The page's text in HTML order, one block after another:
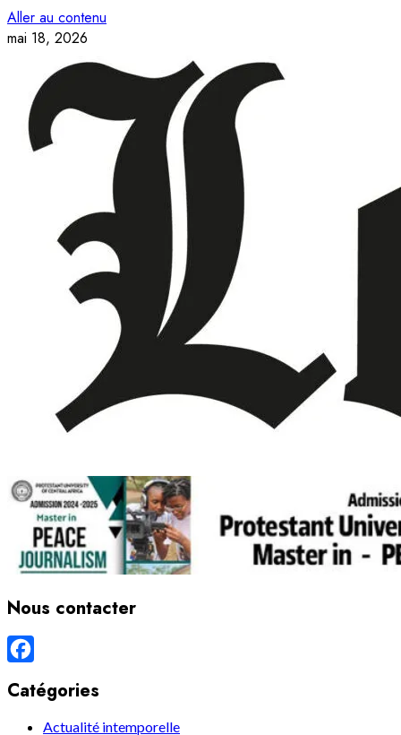
Aller au contenu
mai 18, 2026
Nous contacter
Catégories
Actualité intemporelle